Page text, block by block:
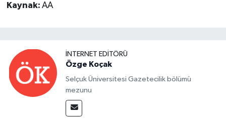
Kaynak: AA
İNTERNET EDITÖRÜ
Özge Koçak
Selçuk Üniversitesi Gazetecilik bölümü
mezunu